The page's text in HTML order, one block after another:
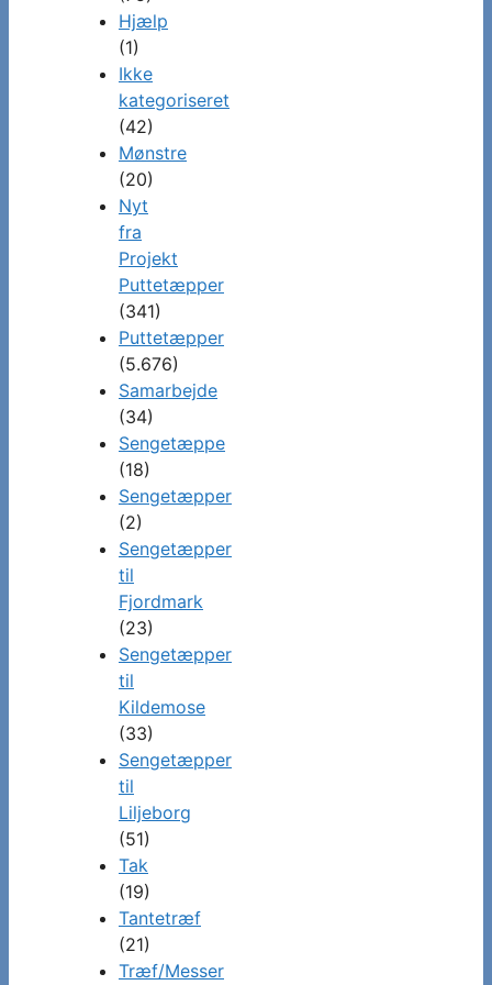
Hjælp
(1)
Ikke
kategoriseret
(42)
Mønstre
(20)
Nyt
fra
Projekt
Puttetæpper
(341)
Puttetæpper
(5.676)
Samarbejde
(34)
Sengetæppe
(18)
Sengetæpper
(2)
Sengetæpper
til
Fjordmark
(23)
Sengetæpper
til
Kildemose
(33)
Sengetæpper
til
Liljeborg
(51)
Tak
(19)
Tantetræf
(21)
Træf/Messer